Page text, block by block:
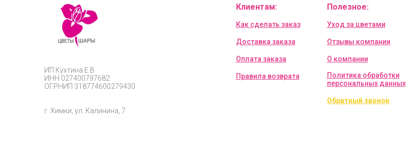
ИП Кухтина Е.В
ИНН 027400797682
ОГРНИП 318774600279430
г. Химки, ул. Калинина, 7
Клиентам:
Как сделать заказ
Доставка заказа
Оплата заказа
Правила возврата
Полезное:
Уход за цветами
Отзывы компании
О компании
Политика обработки
персональных данных
Обратный звонок